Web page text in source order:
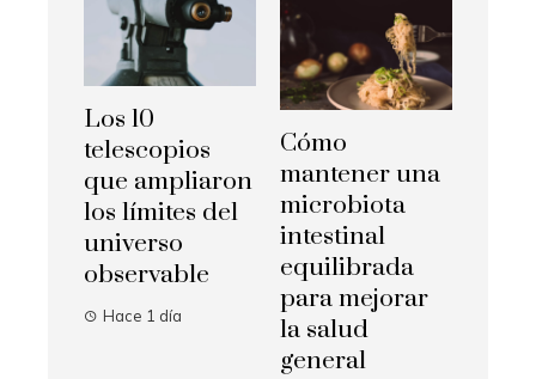
Los 10
telescopios
que ampliaron
los límites del
universo
observable
Hace 1 día
Cómo
mantener una
microbiota
intestinal
equilibrada
para mejorar
la salud
general